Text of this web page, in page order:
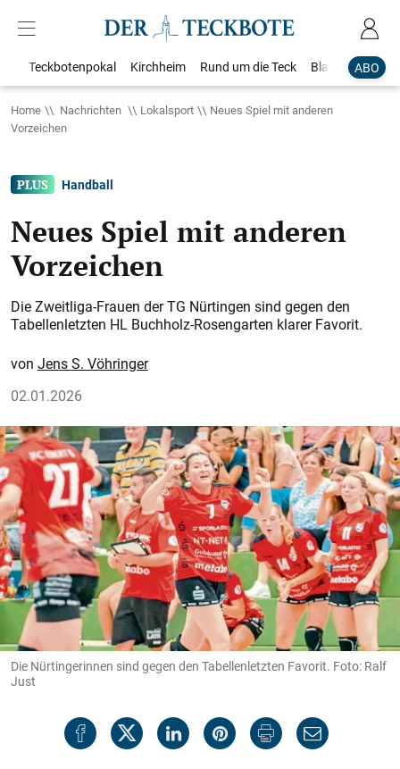
ABO
Teckbotenpokal Kirchheim Rund um die Teck Blaulicht
Home Nachrichten Lokalsport
Neues Spiel mit anderen
Vorzeichen
Handball
Neues Spiel mit anderen
Vorzeichen
Die Zweitliga-Frauen der TG Nürtingen sind gegen den
Tabellenletzten HL Buchholz-Rosengarten klarer Favorit.
Jens S. Vöhringer
02.01.2026
Die Nürtingerinnen sind gegen den Tabellenletzten Favorit. Foto: Ralf
Just